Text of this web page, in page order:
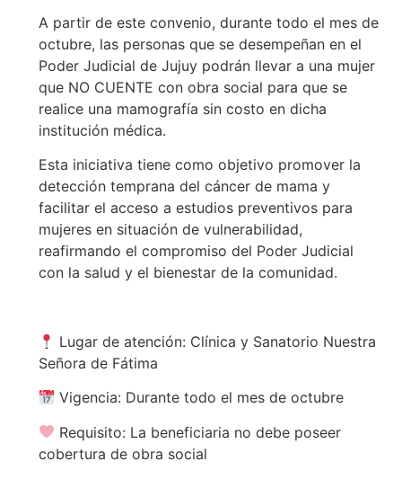
A partir de este convenio, durante todo el mes de
octubre, las personas que se desempeñan en el
Poder Judicial de Jujuy podrán llevar a una mujer
que NO CUENTE con obra social para que se
realice una mamografía sin costo en dicha
institución médica.
Esta iniciativa tiene como objetivo promover la
detección temprana del cáncer de mama y
facilitar el acceso a estudios preventivos para
mujeres en situación de vulnerabilidad,
reafirmando el compromiso del Poder Judicial
con la salud y el bienestar de la comunidad.
Lugar de atención: Clínica y Sanatorio Nuestra
Señora de Fátima
Vigencia: Durante todo el mes de octubre
Requisito: La beneficiaria no debe poseer
cobertura de obra social